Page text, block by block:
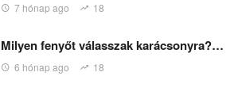
7 hónap ago 18
Milyen fenyőt válasszak karácsonyra?…
6 hónap ago 18